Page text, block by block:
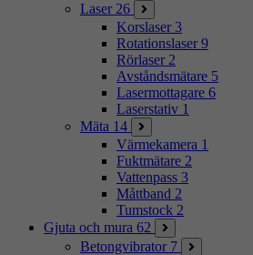
Laser 26
Korslaser 3
Rotationslaser 9
Rörlaser 2
Avståndsmätare 5
Lasermottagare 6
Laserstativ 1
Mäta 14
Värmekamera 1
Fuktmätare 2
Vattenpass 3
Måttband 2
Tumstock 2
Gjuta och mura 62
Betongvibrator 7